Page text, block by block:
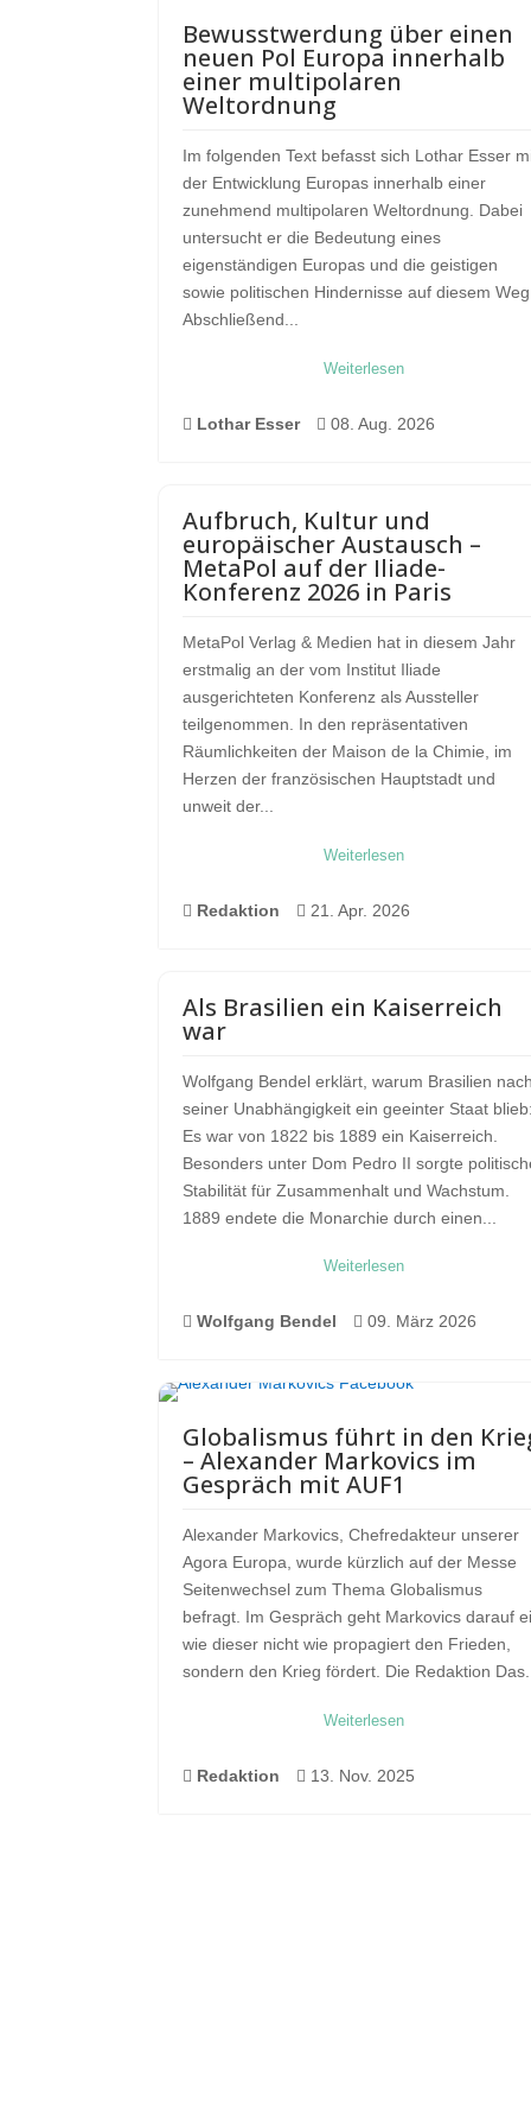
Bewusstwerdung über einen
neuen Pol Europa innerhalb
einer multipolaren
Weltordnung
Im folgenden Text befasst sich Lothar Esser
der Entwicklung Europas innerhalb einer
zunehmend multipolaren Weltordnung. Dabei
untersucht er die Bedeutung eines
eigenständigen Europas und die geistigen
sowie politischen Hindernisse auf diesem
Abschließend...
Weiterlesen
 Lothar Esser  08. Aug. 2026
Aufbruch, Kultur und
europäischer Austausch –
MetaPol auf der Iliade-
Konferenz 2026 in Paris
MetaPol Verlag & Medien hat in diesem Jahr
erstmalig an der vom Institut Iliade
ausgerichteten Konferenz als Aussteller
teilgenommen. In den repräsentativen
Räumlichkeiten der Maison de la Chimie, im
Herzen der französischen Hauptstadt und
unweit der...
Weiterlesen
 Redaktion  21. Apr. 2026
Als Brasilien ein Kaiserreich
war
Wolfgang Bendel erklärt, warum Brasilien
seiner Unabhängigkeit ein geeinter Staat
Es war von 1822 bis 1889 ein Kaiserreich.
Besonders unter Dom Pedro II sorgte
Stabilität für Zusammenhalt und Wachstum.
1889 endete die Monarchie durch einen...
Weiterlesen
 Wolfgang Bendel  09. März 2026
Globalismus führt in den
– Alexander Markovics im
Gespräch mit AUF1
Alexander Markovics, Chefredakteur unserer
Agora Europa, wurde kürzlich auf der Messe
Seitenwechsel zum Thema Globalismus
befragt. Im Gespräch geht Markovics darauf
wie dieser nicht wie propagiert den Frieden,
sondern den Krieg fördert. Die Redaktion
Weiterlesen
 Redaktion  13. Nov. 2025